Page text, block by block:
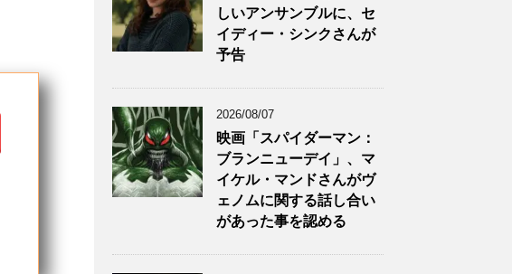
しいアンサンブルに、セ
イディー・シンクさんが
予告
2026/08/07
映画「スパイダーマン：
ブランニューデイ」、マ
イケル・マンドさんがヴ
ェノムに関する話し合い
があった事を認める